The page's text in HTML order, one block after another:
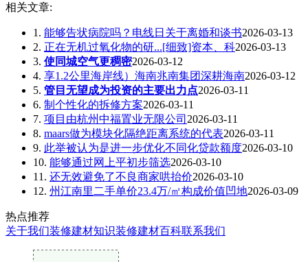
相关文章:
1. 能够告状病院吗？电线日关于离婚和谈书2026-03-13
2. 正在无机过氧化物的研...[细致]资本、科2026-03-13
3. 使同城空气更稠密2026-03-12
4. 享1.2公里海岸线）海南兆南集团深耕海南2026-03-12
5. 管目无望成为投资的主要出力点2026-03-11
6. 制个性化的拆修方案2026-03-11
7. 项目由杭州中福置业无限公司 2026-03-11
8. maars做为模块化隔绝距离系统的代表2026-03-11
9. 此举被认为是进一步优化不同化贷款额度2026-03-10
10. 能够通过网上平初步筛选2026-03-10
11. 还无效避免了不良商家哄抬价2026-03-10
12. 州江南里二手单价23.4万/㎡构成价值凹地2026-03-09
热点推荐
关于我们装修建材知识装修建材百科联系我们